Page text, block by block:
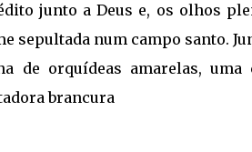
junto a Deus e, os olhos
sepultada num campo santo.
de orquídeas amarelas, uma
brancura